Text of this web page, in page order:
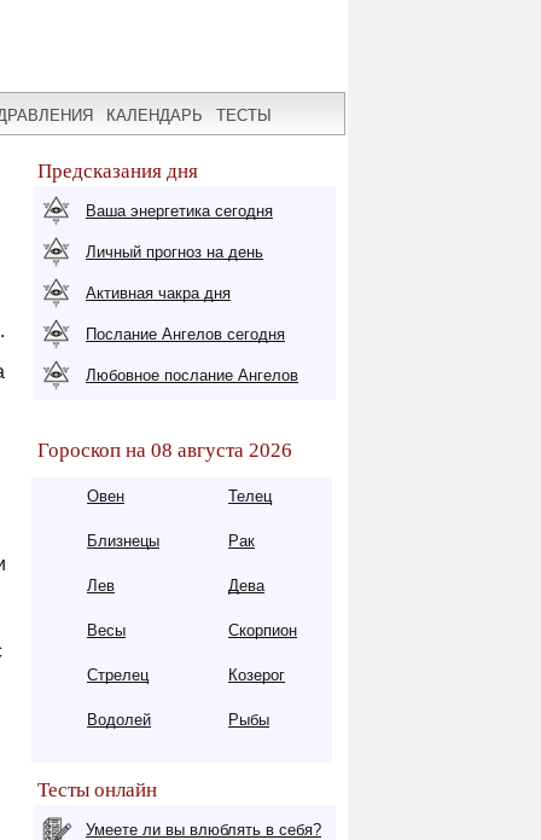
КАЛЕНДАРЬ ТЕСТЫ
Предсказания дня
Ваша энергетика сегодня
Личный прогноз на день
Активная чакра дня
Послание Ангелов сегодня
Любовное послание Ангелов
Гороскоп на 08 августа 2026
Овен Телец
Близнецы Рак
Лев Дева
Весы Скорпион
Стрелец Козерог
Водолей Рыбы
Тесты онлайн
Умеете ли вы влюблять в себя?